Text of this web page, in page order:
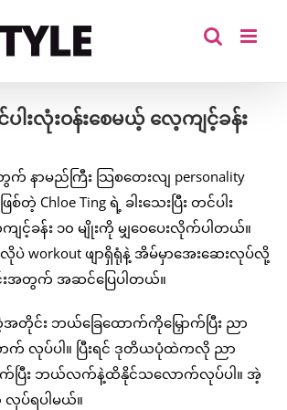
ပါးလုံးဝန်းစေမယ့် လေ့ကျင့်ခန်း
နာမည်ကြီး သြစတေးလျ personality
ြစ်တဲ့ Chloe Ting ရဲ့ ခါးသေးပြီး တင်ပါး
ျင့်ခန်း ၁၀ မျိုးကို မျှဝေပေးလိုက်ပါတယ်။
ပဲ workout ဖျာရှိရုံနဲ့ အိမ်မှာအေးဆေးလုပ်လို့
အတွက် အဆင်ပြေပါတယ်။
အတိုင်း ဘယ်ခြေထောက်ကိုမြှောက်ပြီး ညာ
လုပ်ပါ။ ပြီးရင် ဒုတိယပုံထဲကလို ညာ
က်ပြီး ဘယ်လက်နဲ့ထိနိုင်သလောက်လုပ်ပါ။ အဲ့
ပ်ရပါမယ်။